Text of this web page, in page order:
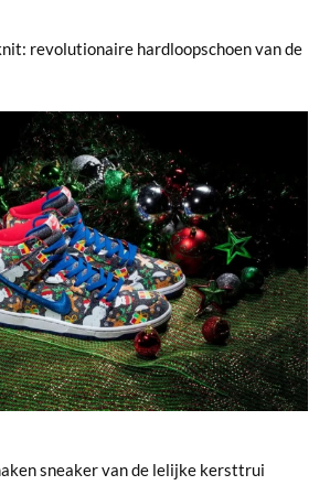
revolutionaire hardloopschoen van de
sneaker van de lelijke kersttrui